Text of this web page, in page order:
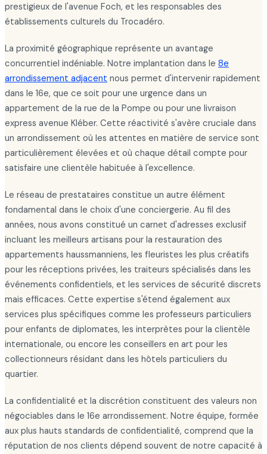
prestigieux de l'avenue Foch, et les responsables des
établissements culturels du Trocadéro.
La proximité géographique représente un avantage
concurrentiel indéniable. Notre implantation dans le 8e
arrondissement adjacent nous permet d'intervenir rapidement
dans le 16e, que ce soit pour une urgence dans un
appartement de la rue de la Pompe ou pour une livraison
express avenue Kléber. Cette réactivité s'avère cruciale dans
un arrondissement où les attentes en matière de service sont
particulièrement élevées et où chaque détail compte pour
satisfaire une clientèle habituée à l'excellence.
Le réseau de prestataires constitue un autre élément
fondamental dans le choix d'une conciergerie. Au fil des
années, nous avons constitué un carnet d'adresses exclusif
incluant les meilleurs artisans pour la restauration des
appartements haussmanniens, les fleuristes les plus créatifs
pour les réceptions privées, les traiteurs spécialisés dans les
événements confidentiels, et les services de sécurité discrets
mais efficaces. Cette expertise s'étend également aux
services plus spécifiques comme les professeurs particuliers
pour enfants de diplomates, les interprètes pour la clientèle
internationale, ou encore les conseillers en art pour les
collectionneurs résidant dans les hôtels particuliers du
quartier.
La confidentialité et la discrétion constituent des valeurs non
négociables dans le 16e arrondissement. Notre équipe, formée
aux plus hauts standards de confidentialité, comprend que la
réputation de nos clients dépend souvent de notre capacité à